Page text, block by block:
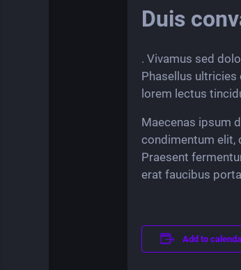
Duis
. Vivamus sed
Phasellus
lorem lectus
Maecenas ipsum
condimentum elit,
Praesent
erat faucibus
Add to